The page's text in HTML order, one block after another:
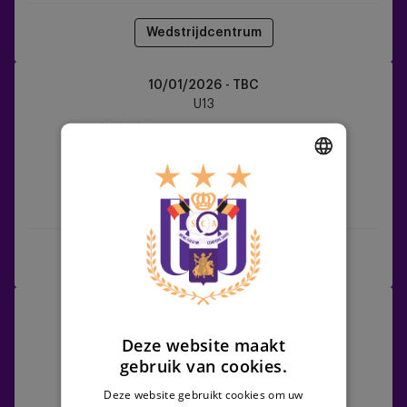
Wedstrijdcentrum
10/01/2026 - TBC
U13
Wedstrijdcentrum
Deze website maakt
gebruik van cookies.
Deze website gebruikt cookies om uw